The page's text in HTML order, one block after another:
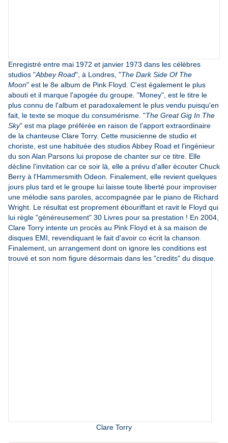
Enregistré entre mai 1972 et janvier 1973 dans les célèbres
studios "Abbey Road", à Londres, "The Dark Side Of The
Moon" est le 8e album de Pink Floyd. C'est également le plus
abouti et il marque l'apogée du groupe. "Money", est le titre le
plus connu de l'album et paradoxalement le plus vendu puisqu'en
fait, le texte se moque du consumérisme. "The Great Gig In The
Sky" est ma plage préférée en raison de l'apport extraordinaire
de la chanteuse Clare Torry. Cette musicienne de studio et
choriste, est une habituée des studios Abbey Road et l'ingénieur
du son Alan Parsons lui propose de chanter sur ce titre. Elle
décline l'invitation car ce soir là, elle a prévu d'aller écouter Chuck
Berry à l'Hammersmith Odeon. Finalement, elle revient quelques
jours plus tard et le groupe lui laisse toute liberté pour improviser
une mélodie sans paroles, accompagnée par le piano de Richard
Wright. Le résultat est proprement ébouriffant et ravit le Floyd qui
lui règle "généreusement" 30 Livres pour sa prestation ! En 2004,
Clare Torry intente un procès au Pink Floyd et à sa maison de
disques EMI, revendiquant le fait d'avoir co écrit la chanson.
Finalement, un arrangement dont on ignore les conditions est
trouvé et son nom figure désormais dans les "credits" du disque.
Clare Torry